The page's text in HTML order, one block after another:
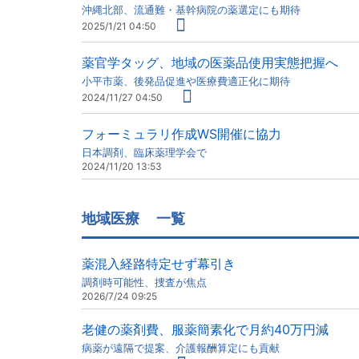
沖縄北部、流通難・基幹病院の薬選定にも期待
2025/1/21 04:50
薬官学タッグ、地域の医薬品使用実態把握へ
小平市薬、後発品促進や医療費適正化に期待
2024/11/27 04:50
フォーミュラリ作成WS開催に協力
日本調剤、臨床薬理学会で
2024/11/20 13:53
地域医療 一覧
薬混入経路特定せず幕引き
調剤時可能性、捜査が焦点
2026/7/24 09:25
老健の薬剤費、服薬簡素化で月約40万円減
病薬が遠隔で提案、介護報酬算定にも貢献